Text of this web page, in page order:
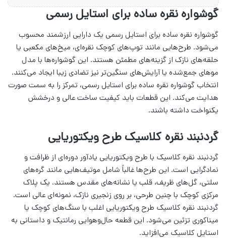
گوشواره نقره ساده برای استایل رسمی
گوشواره نقره ساده برای استایل رسمی یک دارایی ارزشمند محسوب
می‌شود. طرح‌هایی مانند توپ‌های کوچک نقره‌ای، میخ‌های مکعبی یا
حلقه‌های نازک از گزینه‌های مطمئن هستند. این گوشواره‌ها با مدل
موهای جمع‌شده یا آرایش‌های سنگین‌تر نیز تضادی زیبا ایجاد می‌کنند.
انتخاب گوشواره نقره ساده برای استایل رسمی، تمرکز را به سمت صورت
هدایت می‌کند. این قطعات باید کیفیت ساخت عالی و درخشش
یکنواخت داشته باشند.
گردنبند نقره کلاسیک طرح ویکتوریایی
گردنبند نقره کلاسیک با طرح ویکتوریایی یادآور دوره‌ای از ظرافت و
نمادگرایی است. این طرح‌ها غالباً شامل موتیف‌هایی مانند گره‌های
سلتی، گل‌های ظریف، قلب یا نشانه‌های مقدس هستند. یک پلاک
مرکزی کوچک با چنین طرحی، بر روی زنجیری نازک، نمونه‌ای عالی است.
گردنبند نقره کلاسیک طرح ویکتوریایی اغلب با سنگ‌های کوچک یا
میناکوری تزئین می‌شود. این قطعه حال‌وهوایی رمانتیک و داستانی به
استایل کلاسیک می‌افزاید.